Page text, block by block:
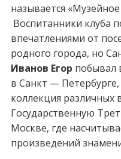
называется «Музейное
Воспитанники клуба
впечатлениями от
родного города, но
Иванов Егор побывал
в Санкт —
коллекция
Государственную
Москве, где
произведений